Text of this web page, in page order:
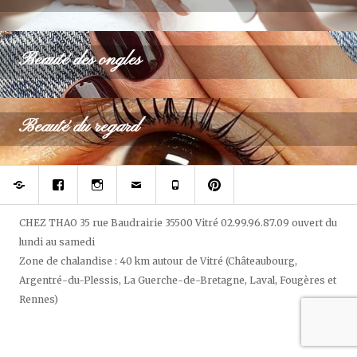
Beauté des ongles
Beauté du regard
RéserverRejoignez
votre
ongulaire
sur
Facebook
Suivez
votre
du
regard
ongles
sur
Instagram
Contacter
Chez
Téléphonez
Chez
Thao
Epinglez
Chez
salon
de
pininterest
CHEZ THAO 35 rue Baudrairie 35500 Vitré 02.99.96.87.09 ouvert du
lundi au samedi
Zone de chalandise : 40 km autour de Vitré (Châteaubourg,
Argentré-du-Plessis, La Guerche-de-Bretagne, Laval, Fougères et
Rennes)